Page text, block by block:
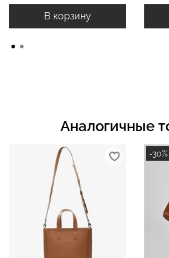
В корзину
Аналогичные
-30%